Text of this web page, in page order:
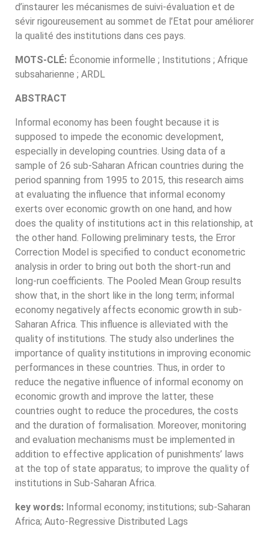
d’instaurer les mécanismes de suivi-évaluation et de
sévir rigoureusement au sommet de l’Etat pour améliorer
la qualité des institutions dans ces pays.
MOTS-CLÉ: Économie informelle ; Institutions ; Afrique
subsaharienne ; ARDL
ABSTRACT
Informal economy has been fought because it is
supposed to impede the economic development,
especially in developing countries. Using data of a
sample of 26 sub-Saharan African countries during the
period spanning from 1995 to 2015, this research aims
at evaluating the influence that informal economy
exerts over economic growth on one hand, and how
does the quality of institutions act in this relationship, at
the other hand. Following preliminary tests, the Error
Correction Model is specified to conduct econometric
analysis in order to bring out both the short-run and
long-run coefficients. The Pooled Mean Group results
show that, in the short like in the long term; informal
economy negatively affects economic growth in sub-
Saharan Africa. This influence is alleviated with the
quality of institutions. The study also underlines the
importance of quality institutions in improving economic
performances in these countries. Thus, in order to
reduce the negative influence of informal economy on
economic growth and improve the latter, these
countries ought to reduce the procedures, the costs
and the duration of formalisation. Moreover, monitoring
and evaluation mechanisms must be implemented in
addition to effective application of punishments’ laws
at the top of state apparatus; to improve the quality of
institutions in Sub-Saharan Africa.
key words: Informal economy; institutions; sub-Saharan
Africa; Auto-Regressive Distributed Lags